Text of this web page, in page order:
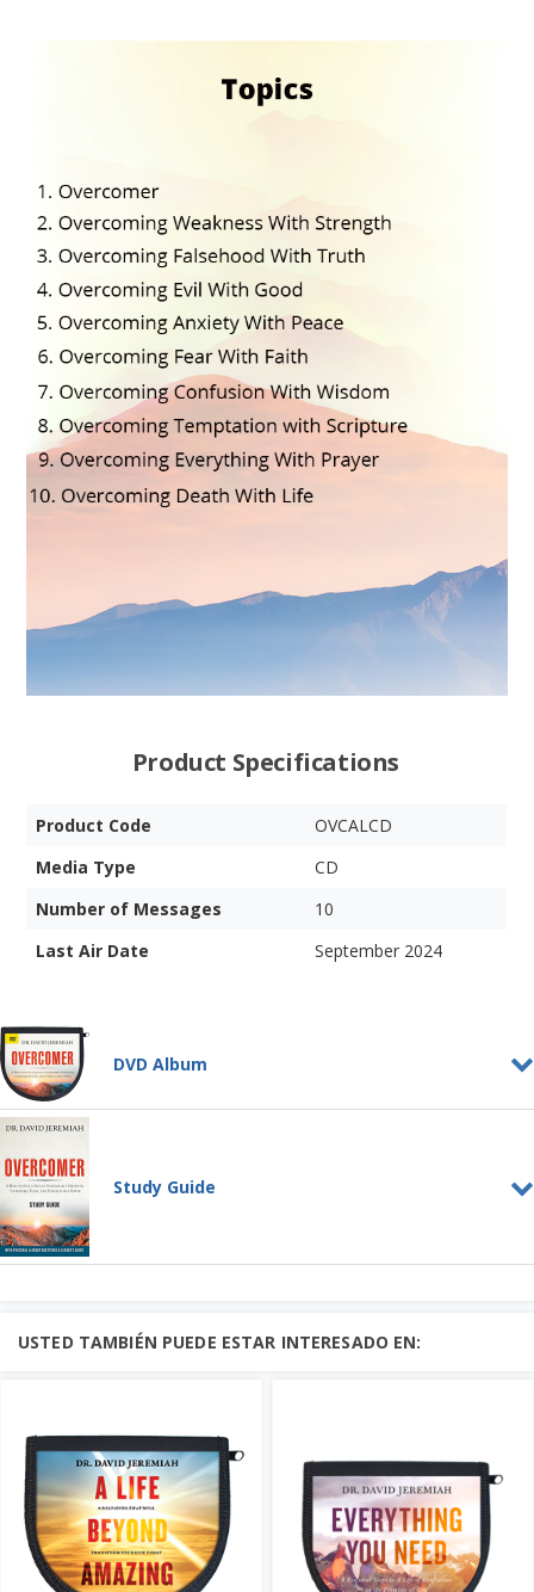
Product Specifications
Product Code
OVCALCD
Media Type
CD
Number of Messages
10
Last Air Date
September 2024
DVD Album
Aprenda más
Overcomer DVD album
of how big or small....
Study Guide
Aprenda más
Overcomer
of how big or small....
USTED TAMBIÉN PUEDE ESTAR INTERESADO EN: